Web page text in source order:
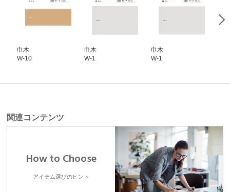
巾木
W-10
巾木
W-1
巾木
W-1
関連コンテンツ
How to Choose
アイテム選びのヒント